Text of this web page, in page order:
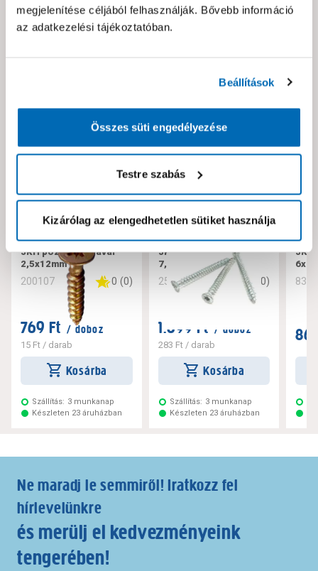
megjelenítése céljából felhasználják. Bővebb információ
az adatkezelési tájékoztatóban.
Beállítások
Összes süti engedélyezése
Testre szabás
Kizárólag az elengedhetetlen sütiket használja
Kérjük jelezd nekünk!
JKH pozdorjacsavar
2,5x12mm
200107 0 (0)
769 Ft / doboz
15 Ft / darab
Kosárba
Szállítás: 3 munkanap
Készleten 23 áruházban
JKH tokrögzítő csavar
7,5x182
256221 0 0)
1.699 Ft / doboz
283 Ft/ darab
Kosárba
Szállítás: 3 munkanap
Készleten 23 áruházban
JKH
Ne maradj le semmiről! Iratkozz fel
hírlevelünkre
és merülj el kedvezményeink
tengerében!